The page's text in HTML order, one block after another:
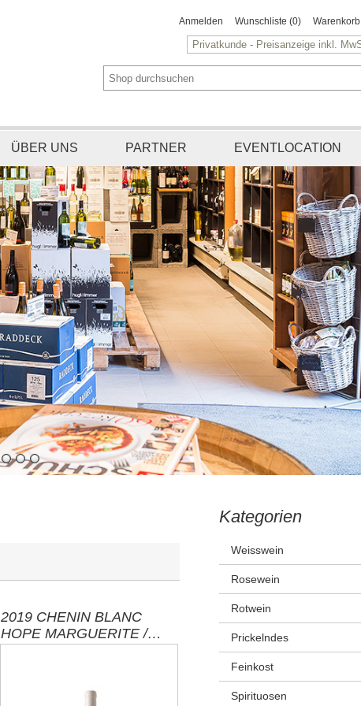
Anmelden Wunschliste (0) Warenkorb
ÜBER UNS PARTNER EVENTLOCATION
2019 CHENIN BLANC
HOPE MARGUERITE /
Kategorien
Weisswein
Rosewein
Rotwein
Prickelndes
Feinkost
Spirituosen